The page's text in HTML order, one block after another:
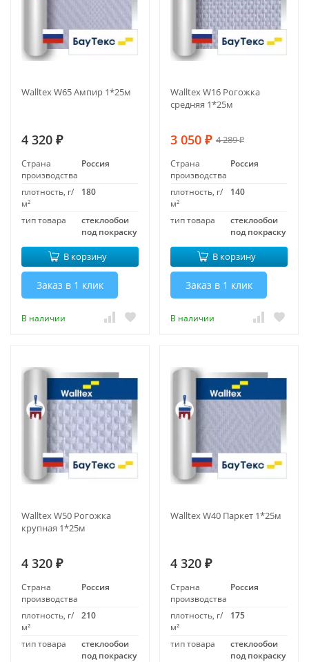
Walltex W65 Ампир 1*25м
4 320 ₽
Страна
производства
Россия
плотность, г/
м²
180
тип товара
стеклообои
под покраску
В корзину
Заказ в 1 клик
В наличии
Walltex W16 Рогожка
средняя 1*25м
3 050 ₽ 4 289₽
Страна
производства
Россия
плотность, г/
м²
140
тип товара
стеклообои
под покраску
В корзину
Заказ в 1 клик
В наличии
Walltex W50 Рогожка
крупная 1*25м
4 320 ₽
Страна
производства
Россия
плотность, г/
м²
210
тип товара
стеклообои
под покраску
Walltex W40 Паркет 1*25м
4 320 ₽
Страна
производства
Россия
плотность, г/
м²
175
тип товара
стеклообои
под покраску